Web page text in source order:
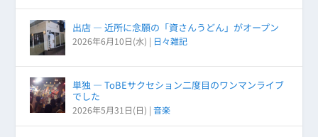
出店 ― 近所に念願の「資さんうどん」がオープン
2026年6月10日(水) | 日々雑記
単独 ― ToBEサクセション二度目のワンマンライブ
でした
2026年5月31日(日) |音楽